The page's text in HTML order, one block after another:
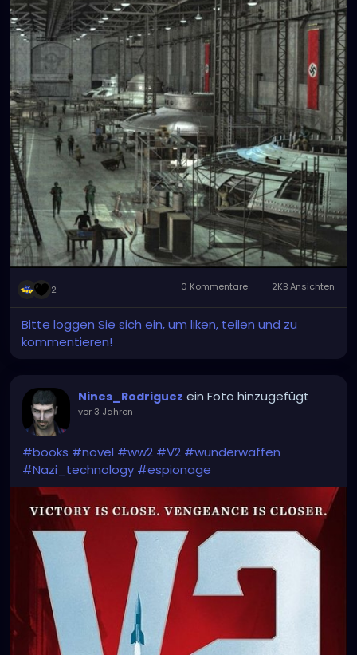
2 0 Kommentare 2KB Ansichten
Bitte loggen Sie sich ein, um liken, teilen und zu
kommentieren!
Nines_Rodriguez ein Foto hinzugefügt
vor 3 Jahren -
#books #novel #ww2 #V2 #wunderwaffen
#Nazi_technology #espionage